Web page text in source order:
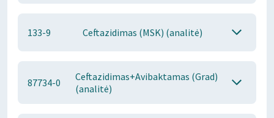
133-9 Ceftazidimas (MSK) (analitė)
87734-0
Ceftazidimas+Avibaktamas (Grad)
(analitė)